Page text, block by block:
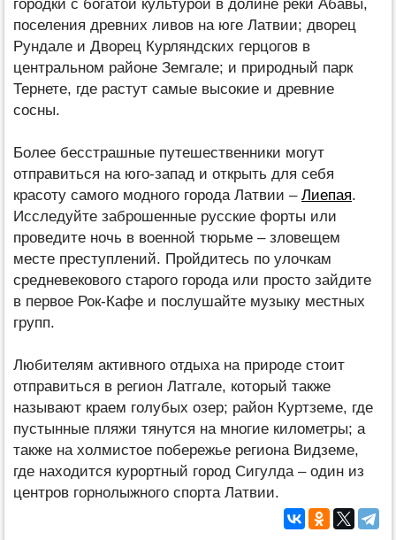
городки с богатой культурой в долине реки Абавы,
поселения древних ливов на юге Латвии; дворец
Рундале и Дворец Курляндских герцогов в
центральном районе Земгале; и природный парк
Тернете, где растут самые высокие и древние
сосны.
Более бесстрашные путешественники могут
отправиться на юго-запад и открыть для себя
красоту самого модного города Латвии – Лиепая.
Исследуйте заброшенные русские форты или
проведите ночь в военной тюрьме – зловещем
месте преступлений. Пройдитесь по улочкам
средневекового старого города или просто зайдите
в первое Рок-Кафе и послушайте музыку местных
групп.
Любителям активного отдыха на природе стоит
отправиться в регион Латгале, который также
называют краем голубых озер; район Куртземе, где
пустынные пляжи тянутся на многие километры; а
также на холмистое побережье региона Видземе,
где находится курортный город Сигулда – один из
центров горнолыжного спорта Латвии.